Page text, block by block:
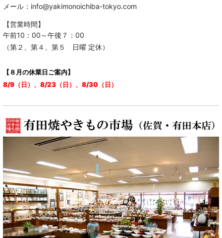
メール：info@yakimonoichiba-tokyo.com
【営業時間】
午前10：00～午後７：00
（第２、第４、第５ 日曜 定休）
【８月の休業日ご案内】
8/9（日）、8/23（日）、8/30（日）